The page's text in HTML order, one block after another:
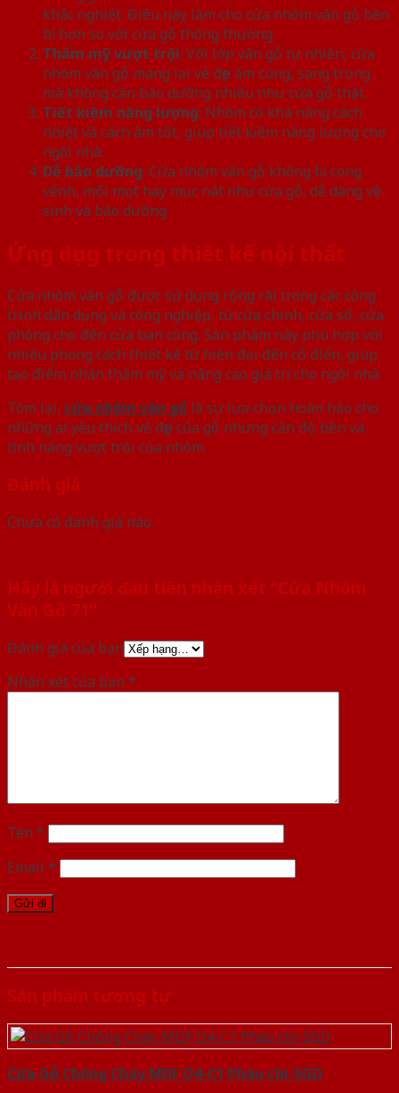
khắc nghiệt. Điều này làm cho cửa nhôm vân gỗ bền
bỉ hơn so với cửa gỗ thông thường.
Thẩm mỹ vượt trội: Với lớp vân gỗ tự nhiên, cửa
nhôm vân gỗ mang lại vẻ đẹp ấm cúng, sang trọng
mà không cần bảo dưỡng nhiều như cửa gỗ thật.
Tiết kiệm năng lượng: Nhôm có khả năng cách
nhiệt và cách âm tốt, giúp tiết kiệm năng lượng cho
ngôi nhà.
Dễ bảo dưỡng: Cửa nhôm vân gỗ không bị cong
vênh, mối mọt hay mục nát như cửa gỗ, dễ dàng vệ
sinh và bảo dưỡng.
Ứng dụng trong thiết kế nội thất
Cửa nhôm vân gỗ được sử dụng rộng rãi trong các công
trình dân dụng và công nghiệp, từ cửa chính, cửa sổ, cửa
phòng cho đến cửa ban công. Sản phẩm này phù hợp với
nhiều phong cách thiết kế từ hiện đại đến cổ điển, giúp
tạo điểm nhấn thẩm mỹ và nâng cao giá trị cho ngôi nhà.
Tóm lại, cửa nhôm vân gỗ là sự lựa chọn hoàn hảo cho
những ai yêu thích vẻ đẹp của gỗ nhưng cần độ bền và
tính năng vượt trội của nhôm.
Đánh giá
Chưa có đánh giá nào.
Hãy là người đầu tiên nhận xét “Cửa Nhôm
Vân Gỗ 71”
Đánh giá của bạn
Nhận xét của bạn *
Tên *
Email *
Sản phẩm tương tự
Cửa Gỗ Chống Cháy MDF O4-C1 Phào chi-SGD